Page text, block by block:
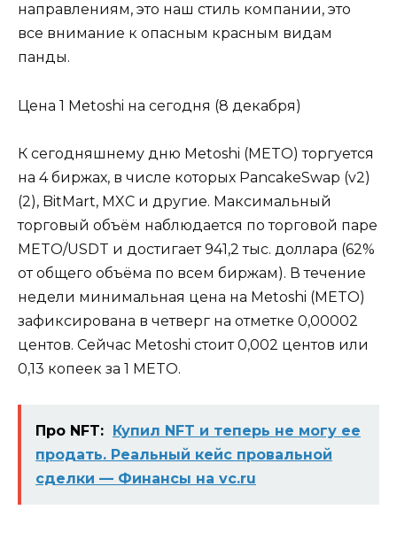
направлениям, это наш стиль компании, это
все внимание к опасным красным видам
панды.
Цена 1 Metoshi на сегодня (8 декабря)
К сегодняшнему дню Metoshi (METO) торгуется
на 4 биржах, в числе которых PancakeSwap (v2)
(2), BitMart, MXC и другие. Максимальный
торговый объём наблюдается по торговой паре
METO/USDT и достигает 941,2 тыс. доллара (62%
от общего объёма по всем биржам). В течение
недели минимальная цена на Metoshi (METO)
зафиксирована в четверг на отметке 0,00002
центов. Сейчас Metoshi стоит 0,002 центов или
0,13 копеек за 1 METO.
Про NFT: Купил NFT и теперь не могу ее
продать. Реальный кейс провальной
сделки — Финансы на vc.ru